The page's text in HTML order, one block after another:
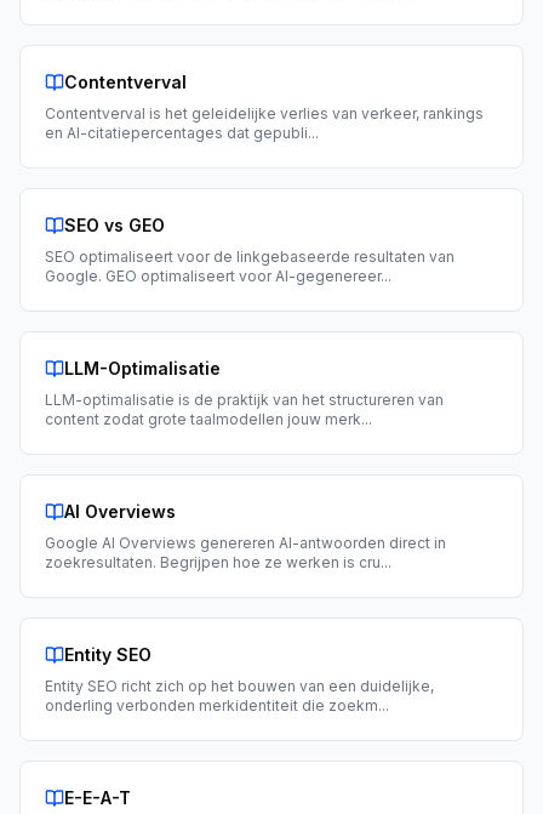
Contentverval
Contentverval is het geleidelijke verlies van verkeer, rankings
en AI-citatiepercentages dat gepubli...
SEO vs GEO
SEO optimaliseert voor de linkgebaseerde resultaten van
Google. GEO optimaliseert voor AI-gegenereer...
LLM-Optimalisatie
LLM-optimalisatie is de praktijk van het structureren van
content zodat grote taalmodellen jouw merk...
AI Overviews
Google AI Overviews genereren AI-antwoorden direct in
zoekresultaten. Begrijpen hoe ze werken is cru...
Entity SEO
Entity SEO richt zich op het bouwen van een duidelijke,
onderling verbonden merkidentiteit die zoekm...
E-E-A-T